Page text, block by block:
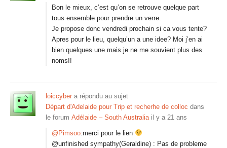
Bon le mieux, c’est qu’on se retrouve quelque part
tous ensemble pour prendre un verre.
Je propose donc vendredi prochain si ca vous tente?
Apres pour le lieu, quelqu’un a une idee? Moi j’en ai
bien quelques une mais je ne me souvient plus des
noms!!
loiccyber a répondu au sujet
Départ d'Adelaide pour Trip et recherhe de colloc dans
le forum Adélaide – South Australia il y a 21 ans
@Pimsoo:merci pour le lien
@unfinished sympathy(Geraldine) : Pas de probleme